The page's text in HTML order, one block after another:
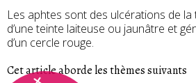
Les aphtes sont des ulcérations de la
d’une teinte laiteuse ou jaunâtre et
d’un cercle rouge.
Cet article aborde les thèmes suivants